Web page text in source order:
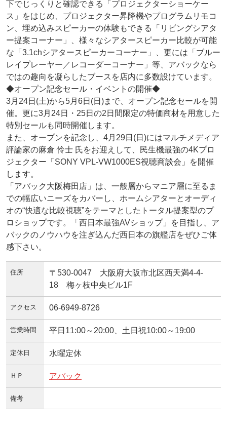
下でじっくりと確認できる「プロジェクターショーケー
ス」をはじめ、プロジェクター昇降機やプログラムリモコ
ン、埋め込みスピーカーの体験もできる「リビングシアタ
ー提案コーナー」、様々なシアタースピーカー比較が可能
な「3.1chシアタースピーカーコーナー」、更には「ブルー
レイプレーヤー／レコーダーコーナー」等、アバックなら
ではの趣向を凝らしたブースを店内に多数設けています。
◆オープン記念セール・イベントの開催◆
3月24日(土)から5月6日(日)まで、オープン記念セールを開
催。更に3月24日・25日の2日間限定の特価商材を用意した
特別セールも同時開催します。
また、オープンを記念し、4月29日(日)にはマルチメディア
評論家の麻倉 怜士 氏をお迎えして、民生機最強の4Kプロ
ジェクター「SONY VPL-VW1000ES視聴商談会」を開催
します。
「アバック大阪梅田店」は、一般層からマニア層に至るま
での幅広いニーズをカバーし、ホームシアターとオーディ
オの“快適な比較視聴”をテーマとしたトータル提案型のプ
ロショップです。「西日本最強AVショップ」を目指し、ア
バックのノウハウを注ぎ込んだ西日本の旗艦店をぜひご体
感下さい。
住所
〒530-0047 大阪府大阪市北区西天満4-4-
18 梅ヶ枝中央ビル1F
アクセス 06-6949-8726
営業時間 平日11:00～20:00、土日祝10:00～19:00
定休日 水曜定休
ＨＰ アバック
備考